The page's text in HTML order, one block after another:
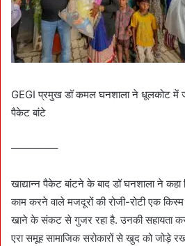
GEGI प्रमुख डॉ कमल घनशाला ने धूलकोट में
पैकेट बांटे
————–
खाद्यान्न पैकेट बांटने के बाद डॉ घनशाला ने कहा
काम करने वाले मजदूरों की रोजी-रोटी एक
खाने के संकट से गुजर रहा है. उनकी सहायता
एरा समूह सामाजिक सरोकारों से खुद को जोड़े